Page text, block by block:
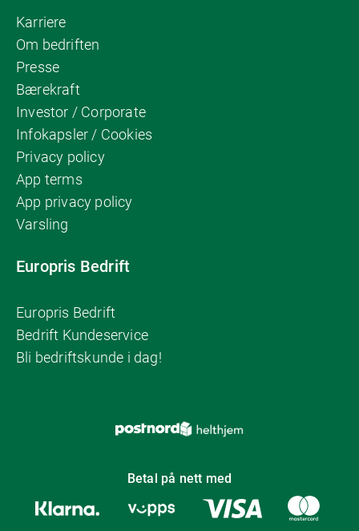
Karriere
Om bedriften
Presse
Bærekraft
Investor / Corporate
Infokapsler / Cookies
Privacy policy
App terms
App privacy policy
Varsling
Europris Bedrift
Europris Bedrift
Bedrift Kundeservice
Bli bedriftskunde i dag!
Betal på nett med